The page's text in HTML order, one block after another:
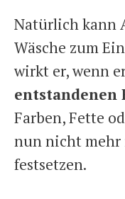
Natürlich kann
Wäsche zum
wirkt er, wenn
entstandenen
Farben, Fette
nun nicht mehr
festsetzen.